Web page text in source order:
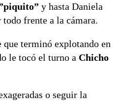
y hasta Daniela
frente a la cámara.
terminó explotando en
le tocó el turno a Chicho
o seguir la